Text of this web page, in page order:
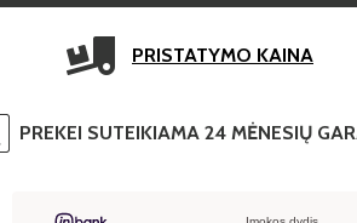
PRISTATYMO KAINA
PREKEI SUTEIKIAMA 24 MĖNESIŲ